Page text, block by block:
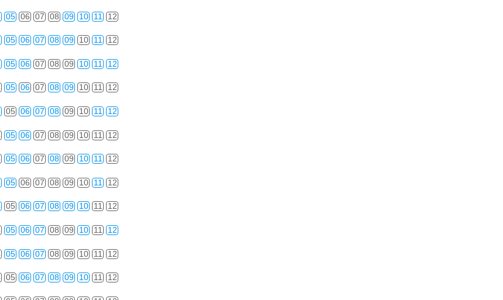
05 06 07 08 09 10 11 12
05 06 07 08 09 10 11 12
05 06 07 08 09 10 11 12
05 06 07 08 09 10 11 12
05 06 07 08 09 10 11 12
05 06 07 08 09 10 11 12
05 06 07 08 09 10 11 12
05 06 07 08 09 10 11 12
05 06 07 08 09 10 11 12
05 06 07 08 09 10 11 12
05 06 07 08 09 10 11 12
05 06 07 08 09 10 11 12